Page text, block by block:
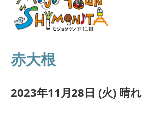
赤大根
2023年11月28日 (火) 晴れ